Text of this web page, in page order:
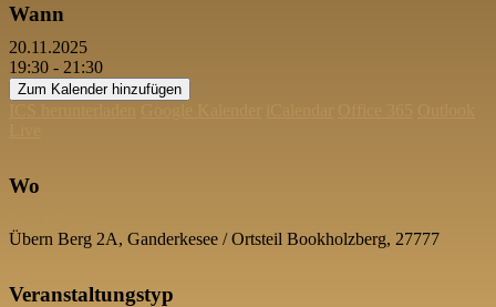
Wann
20.11.2025
19:30 - 21:30
Zum Kalender hinzufügen
Wo
Übern Berg 2A, Ganderkesee / Ortsteil Bookholzberg, 27777
Veranstaltungstyp